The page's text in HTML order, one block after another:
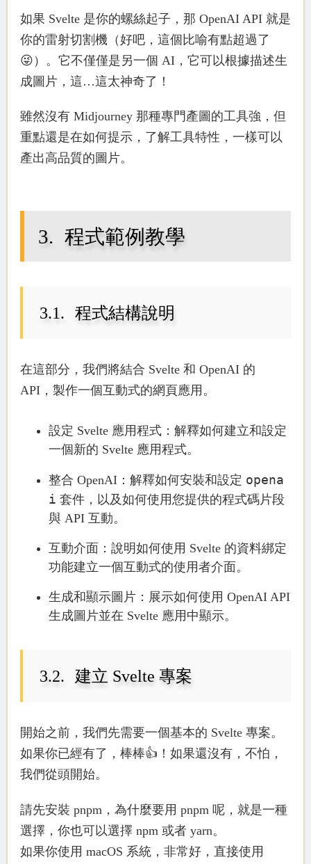
如果 Svelte 是你的螺絲起子，那 OpenAI API就是
你的雷射切割機（好吧，這個比喻有點超過了
😜）。它不僅僅是另一個 AI，它可以根據描述生
成圖片，這…這太神奇了！
雖然沒有 Midjourney 那種專門產圖的工具強，但
重點還是在如何提示，了解工具特性，一樣可以
產出高品質的圖片。
程式範例教學
程式結構說明
在這部分，我們將結合 Svelte 和 OpenAI 的
API，製作一個互動式的網頁應用。
設定 Svelte 應用程式：解釋如何建立和設定
一個新的 Svelte 應用程式。
整合 OpenAI：解釋如何安裝和設定 opena
i 套件，以及如何使用您提供的程式碼片段
與 API 互動。
互動介面：說明如何使用 Svelte 的資料綁定
功能建立一個互動式的使用者介面。
生成和顯示圖片：展示如何使用 OpenAI API
生成圖片並在 Svelte 應用中顯示。
建立 Svelte 專案
開始之前，我們先需要一個基本的 Svelte 專案。
如果你已經有了，棒棒👍！如果還沒有，不怕，
我們從頭開始。
請先安裝 pnpm，為什麼要用 pnpm 呢，就是一種
選擇，你也可以選擇 npm 或者 yarn。
如果你使用 macOS 系統，非常好，直接使用